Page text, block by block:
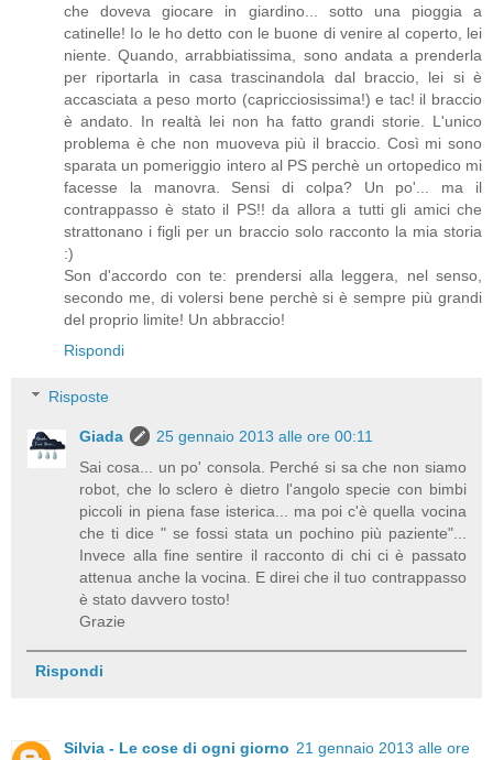
che doveva giocare in giardino... sotto una pioggia a
catinelle! Io le ho detto con le buone di venire al coperto, lei
niente. Quando, arrabbiatissima, sono andata a prenderla
per riportarla in casa trascinandola dal braccio, lei si è
accasciata a peso morto (capricciosissima!) e tac! il braccio
è andato. In realtà lei non ha fatto grandi storie. L'unico
problema è che non muoveva più il braccio. Così mi sono
sparata un pomeriggio intero al PS perchè un ortopedico mi
facesse la manovra. Sensi di colpa? Un po'... ma il
contrappasso è stato il PS!! da allora a tutti gli amici che
strattonano i figli per un braccio solo racconto la mia storia
:)
Son d'accordo con te: prendersi alla leggera, nel senso,
secondo me, di volersi bene perchè si è sempre più grandi
del proprio limite! Un abbraccio!
Rispondi
Risposte
Giada
25 gennaio 2013 alle ore 00:11
Sai cosa... un po' consola. Perché si sa che non siamo
robot, che lo sclero è dietro l'angolo specie con bimbi
piccoli in piena fase isterica... ma poi c'è quella vocina
che ti dice " se fossi stata un pochino più paziente"...
Invece alla fine sentire il racconto di chi ci è passato
attenua anche la vocina. E direi che il tuo contrappasso
è stato davvero tosto!
Grazie
Rispondi
Silvia - Le cose di ogni giorno 21 gennaio 2013 alle ore